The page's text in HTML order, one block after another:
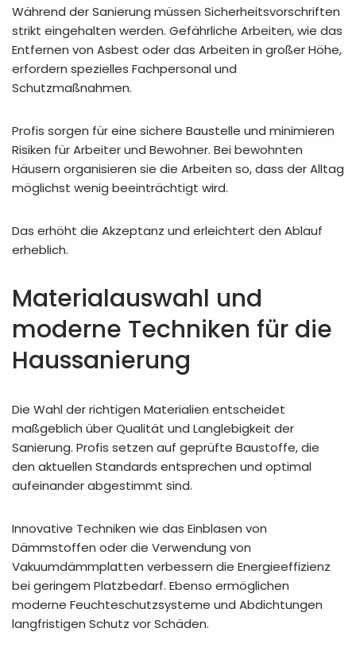
Während der Sanierung müssen Sicherheitsvorschriften
strikt eingehalten werden. Gefährliche Arbeiten, wie das
Entfernen von Asbest oder das Arbeiten in großer Höhe,
erfordern spezielles Fachpersonal und
Schutzmaßnahmen.
Profis sorgen für eine sichere Baustelle und minimieren
Risiken für Arbeiter und Bewohner. Bei bewohnten
Häusern organisieren sie die Arbeiten so, dass der Alltag
möglichst wenig beeinträchtigt wird.
Das erhöht die Akzeptanz und erleichtert den Ablauf
erheblich.
Materialauswahl und
moderne Techniken für die
Haussanierung
Die Wahl der richtigen Materialien entscheidet
maßgeblich über Qualität und Langlebigkeit der
Sanierung. Profis setzen auf geprüfte Baustoffe, die
den aktuellen Standards entsprechen und optimal
aufeinander abgestimmt sind.
Innovative Techniken wie das Einblasen von
Dämmstoffen oder die Verwendung von
Vakuumdämmplatten verbessern die Energieeffizienz
bei geringem Platzbedarf. Ebenso ermöglichen
moderne Feuchteschutzsysteme und Abdichtungen
langfristigen Schutz vor Schäden.